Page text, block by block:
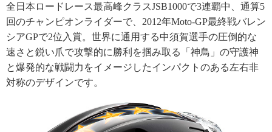
全日本ロードレース最高峰クラスJSB1000で3連覇中、通算5
回のチャンピオンライダーで、2012年Moto-GP最終戦バレン
シアGPで2位入賞。世界に通用する中須賀選手の圧倒的な
速さと鋭い爪で攻撃的に勝利を掴み取る「神鳥」の守護神
と爆発的な戦闘力をイメージしたインパクトのある左右非
対称のデザインです。